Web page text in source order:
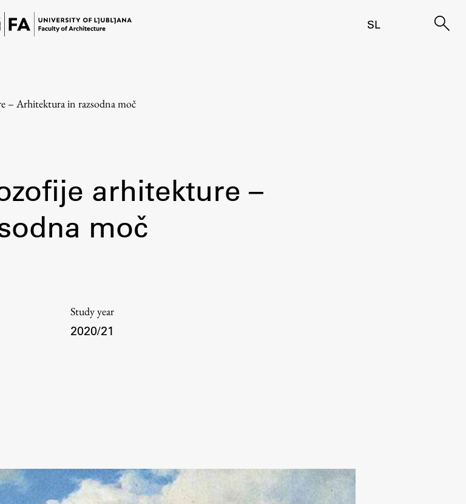
SL
to Studies
Exchanges
– Arhitektura in razsodna moč
arhitekture –
moč
Study year
2020/21